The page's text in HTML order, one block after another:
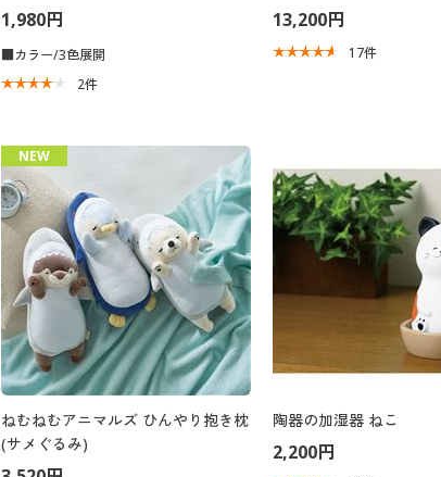
1,980円
■カラー/3色展開
2件
13,200円
17件
NEW
ねむねむアニマルズ ひんやり抱き枕
(サメぐるみ)
陶器の加湿器 ねこ
2,200円